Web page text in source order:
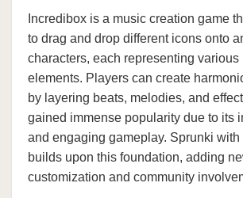
Incredibox is a music creation game
to drag and drop different icons onto
characters, each representing various
elements. Players can create
by layering beats, melodies, and
gained immense popularity due to its
and engaging gameplay. Sprunki with
builds upon this foundation, adding
customization and community